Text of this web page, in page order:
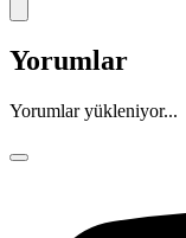
Yorumlar
Yorumlar yükleniyor...